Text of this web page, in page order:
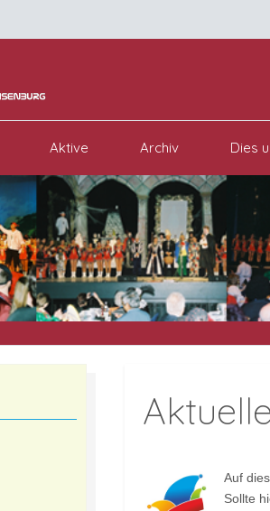
Aktive Archiv Dies
Auf
Sollte